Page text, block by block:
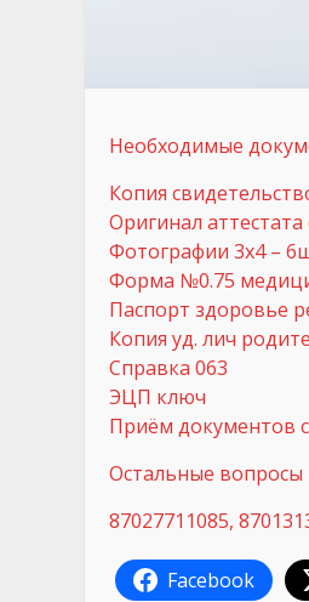
Необходимые
Копия
Оригинал
Фотографии 3х4 –
Форма №0.75
Паспорт здоровье
Копия уд. лич
Справка 063
ЭЦП ключ
Приём документов с
Остальные
87027711085,
Facebook